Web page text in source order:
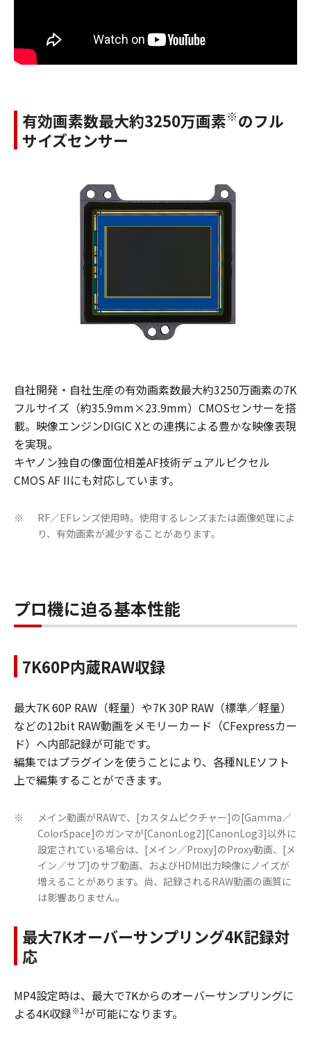
有効画素数最大約3250万画素※のフル
サイズセンサー
自社開発・自社生産の有効画素数最大約3250万画素の7K
フルサイズ（約35.9mm×23.9mm）CMOSセンサーを搭
載。映像エンジンDIGIC Xとの連携による豊かな映像表現
を実現。
キヤノン独自の像面位相差AF技術デュアルピクセル
CMOS AF IIにも対応しています。
※
RF／EFレンズ使用時。使用するレンズまたは画像処理によ
り、有効画素が減少することがあります。
プロ機に迫る基本性能
7K60P内蔵RAW収録
最大7K 60P RAW（軽量）や7K 30P RAW（標準／軽量）
などの12bit RAW動画をメモリーカード（CFexpressカー
ド）へ内部記録が可能です。
編集ではプラグインを使うことにより、各種NLEソフト
上で編集することができます。
※
メイン動画がRAWで、[カスタムピクチャー]の[Gamma／
ColorSpace]のガンマが[CanonLog2][CanonLog3]以外に
設定されている場合は、[メイン／Proxy]のProxy動画、[メ
イン／サブ]のサブ動画、およびHDMI出力映像にノイズが
増えることがあります。尚、記録されるRAW動画の画質に
は影響ありません。
最大7Kオーバーサンプリング4K記録対
応
MP4設定時は、最大で7Kからのオーバーサンプリングに
よる4K収録※1が可能になります。